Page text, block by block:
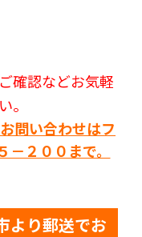
確認などお気軽
。
問い合わせはフ
２００まで。
より郵送でお